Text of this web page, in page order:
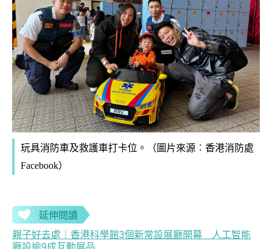
玩具消防車及救護車打卡位。 （圖片來源︰ 香港消防處
Facebook）
延伸閱讀
親子好去處｜香港科學館3個新常設展廳開幕 人工智能